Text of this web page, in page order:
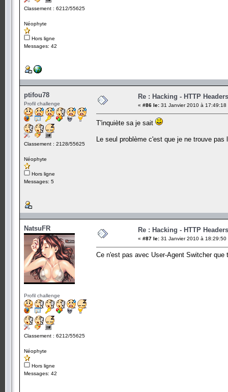
Classement : 6212/55625
Néophyte
Hors ligne
Messages: 42
ptifou78
Profil challenge
Classement : 2128/55625
Néophyte
Hors ligne
Messages: 5
Re : Hacking - HTTP Headers
« #86 le: 31 Janvier 2010 à 17:49:18
T'inquiète sa je sait
Le seul problème c'est que je ne trouve
NatsuFR
Profil challenge
Classement : 6212/55625
Néophyte
Hors ligne
Messages: 42
Re : Hacking - HTTP Headers
« #87 le: 31 Janvier 2010 à 18:29:50
Ce n'est pas avec User-Agent Switcher que